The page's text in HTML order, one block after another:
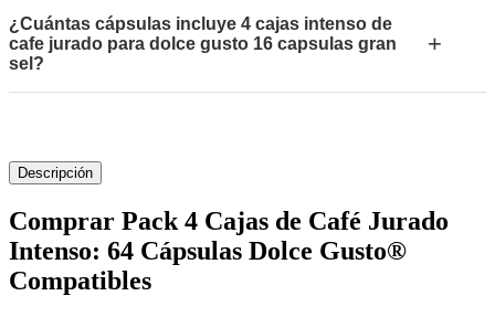
¿Cuántas cápsulas incluye 4 cajas intenso de
cafe jurado para dolce gusto 16 capsulas gran
sel?
+
Descripción
Comprar Pack 4 Cajas de Café Jurado
Intenso: 64 Cápsulas Dolce Gusto®
Compatibles